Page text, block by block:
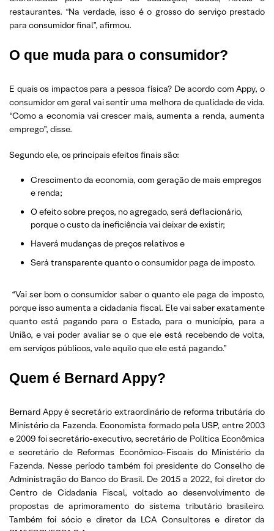
restaurantes. “Na verdade, isso é o grosso do serviço prestado
para consumidor final”, afirmou.
O que muda para o consumidor?
E quais os impactos para a pessoa física? De acordo com Appy, o
consumidor em geral vai sentir uma melhora de qualidade de vida.
“Como a economia vai crescer mais, aumenta a renda, aumenta
emprego”, disse.
Segundo ele, os principais efeitos finais são:
Crescimento da economia, com geração de mais empregos
e renda;
O efeito sobre preços, no agregado, será deflacionário,
porque o custo da ineficiência vai deixar de existir;
Haverá mudanças de preços relativos e
Será transparente quanto o consumidor paga de imposto.
“Vai ser bom o consumidor saber o quanto ele paga de imposto,
porque isso aumenta a cidadania fiscal. Ele vai saber exatamente
quanto está pagando para o Estado, para o município, para a
União, e vai poder avaliar se o que ele está recebendo de volta,
em serviços públicos, vale aquilo que ele está pagando.”
Quem é Bernard Appy?
Bernard Appy é secretário extraordinário de reforma tributária do
Ministério da Fazenda. Economista formado pela USP, entre 2003
e 2009 foi secretário-executivo, secretário de Política Econômica
e secretário de Reformas Econômico-Fiscais do Ministério da
Fazenda. Nesse período também foi presidente do Conselho de
Administração do Banco do Brasil. De 2015 a 2022, foi diretor do
Centro de Cidadania Fiscal, voltado ao desenvolvimento de
propostas de aprimoramento do sistema tributário brasileiro.
Também foi sócio e diretor da LCA Consultores e diretor da